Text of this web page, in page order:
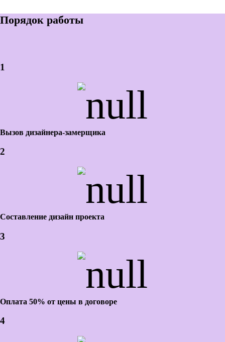
Порядок работы
1
Вызов дизайнера-замерщика
2
Составление дизайн проекта
3
Оплата 50% от цены в договоре
4